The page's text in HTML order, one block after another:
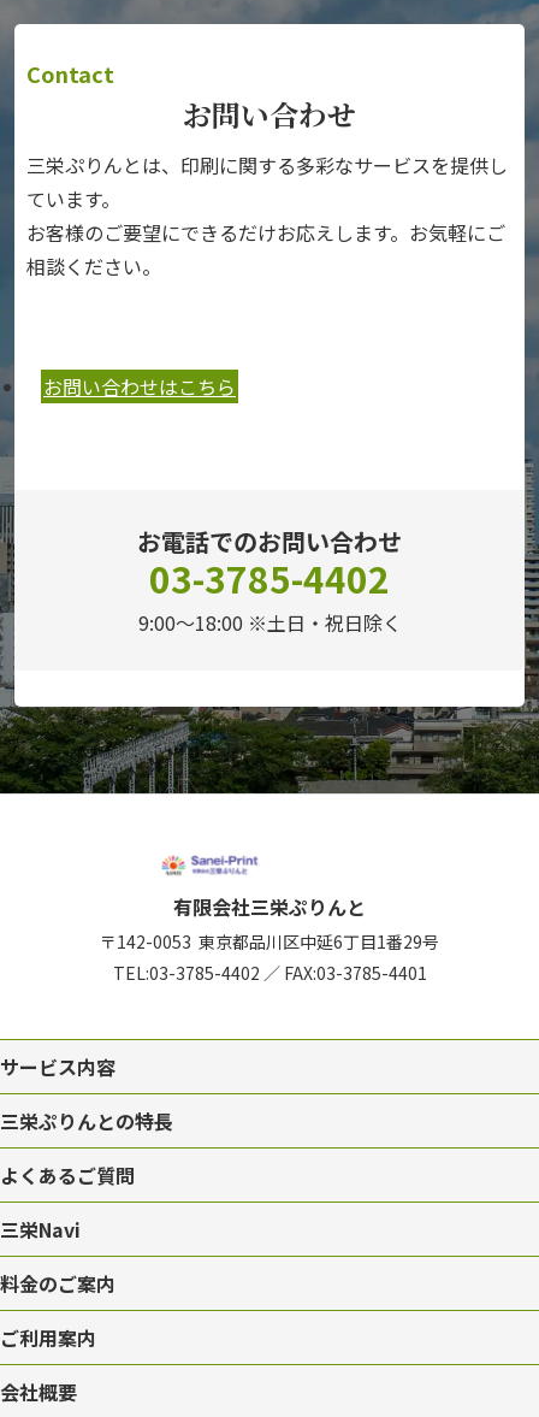
Contact
お問い合わせ
三栄ぷりんとは、印刷に関する多彩なサービスを提供し
ています。
お客様のご要望にできるだけお応えします。お気軽にご
相談ください。
お問い合わせはこちら
お電話でのお問い合わせ
03-3785-4402
9:00～18:00 ※土日・祝日除く
有限会社三栄ぷりんと
〒142-0053 東京都品川区中延6丁目1番29号
TEL:03-3785-4402 ／ FAX:03-3785-4401
サービス内容
三栄ぷりんとの特長
よくあるご質問
三栄Navi
料金のご案内
ご利用案内
会社概要